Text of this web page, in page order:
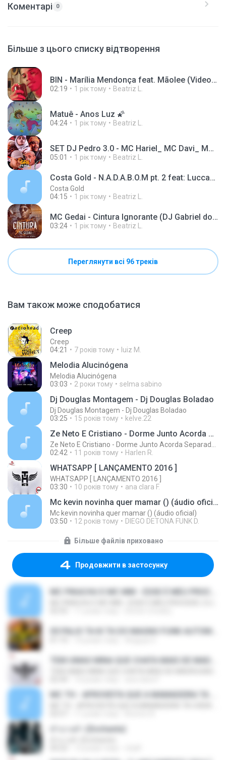
Коментарі 0
Більше з цього списку відтворення
BIN - Marília Mendonça feat. Mãolee (Videoclipe of(144P)(mp3)
02:19 1 рік тому Beatriz L.
Matuê - Anos Luz 🌠
04:24 1 рік тому Beatriz L.
SET DJ Pedro 3.0 - MC Hariel_ MC Davi_ MC Ryan SP(144P)(mp3)
05:01 1 рік тому Beatriz L.
Costa Gold - N.A.D.A.B.O.M pt. 2 feat: Luccas Carlos e Don L
Costa Gold
04:15
1 рік тому Beatriz L.
MC Gedai - Cintura Ignorante (DJ Gabriel do Borel)
03:24 1 рік тому Beatriz L.
Переглянути всі 96 треків
Вам також може сподобатися
Creep
Creep
04:21
7 років тому luiz M.
Melodia Alucinógena
Melodia Alucinógena
03:03
2 роки тому selma sabino
Dj Douglas Montagem - Dj Douglas Boladao
Dj Douglas Montagem - Dj Douglas Boladao
03:25
15 років тому kelve.22
Ze Neto E Cristiano - Dorme Junto Acorda Separado - Top 20 Sertanejas de 2015
02:42
11 років тому Harlen R.
WHATSAPP [ LANÇAMENTO 2016 ]
WHATSAPP [ LANÇAMENTO 2016 ]
03:30
10 років тому ana clara F.
Mc kevin novinha quer mamar () (áudio oficial)
Mc kevin novinha quer mamar () (áudio oficial)
03:50
12 років тому DIEGO DETONA FUNK D.
Більше файлів приховано
Продовжити в застосунку
คำบางคำ (Enchante)